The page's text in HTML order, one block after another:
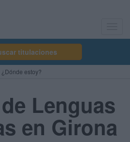
titulaciones
¿Dónde estoy?
Lenguas
en Girona